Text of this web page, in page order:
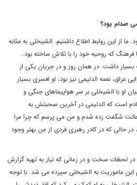
صدام بود؟
ما از این روابط اطلاع داشتیم. الشیخلی به مثابه
که روحیه خود را با تلاش ساخته بود.
بسیار داشت. در همان روز و در جریان یکی از
عراق، نعمه الدلیمی نیز بود، او افسری بسیار
او با الشیخلی بر سر هواپیماهای جنگی و
است که الدلیمی در آخرین صحبتش به
شگفت زده شدم و من می پرسم که چرا مرا
حالی که در کادر رهبری فردی از من بهتر وجود
در لحظات سخت و در زمانی که نیاز به تهیه گزارش
این ماموریت به الشیخلی سپرده می شد. با توجه